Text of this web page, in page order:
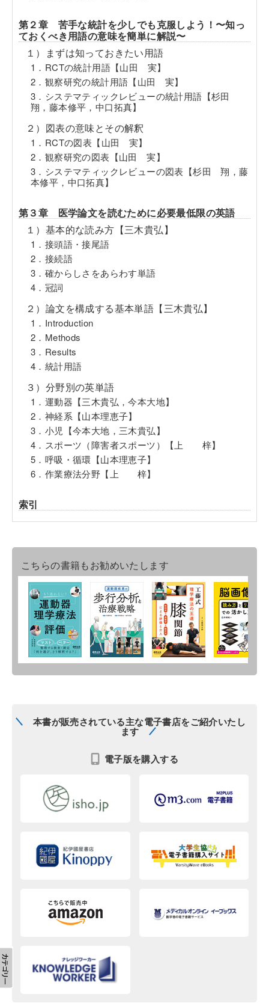
第２章 苦手な統計を少しでも克服しよう！〜知っ
ておくべき用語の意味を簡単に解説〜
１）まずは知っておきたい用語
1．RCTの統計用語【山田 実】
2．観察研究の統計用語【山田 実】
3．システマティックレビューの統計用語【杉田
翔，藤本修平，中口拓真】
２）図表の意味とその解釈
1．RCTの図表【山田 実】
2．観察研究の図表【山田 実】
3．システマティックレビューの図表【杉田 翔，藤
本修平，中口拓真】
第３章 医学論文を読むために必要最低限の英語
１）基本的な読み方【三木貴弘】
1．接頭語・接尾語
2．接続語
3．確からしさをあらわす単語
4．冠詞
２）論文を構成する基本単語【三木貴弘】
1．Introduction
2．Methods
3．Results
4．統計用語
３）分野別の英単語
1．運動器【三木貴弘，今本大地】
2．神経系【山本理恵子】
3．小児【今本大地，三木貴弘】
4．スポーツ（障害者スポーツ）【上 梓】
5．呼吸・循環【山本理恵子】
6．作業療法分野【上 梓】
索引
こちらの書籍もお勧めいたします
本書が販売されている主な電子書店をご紹介いたし
ます
電子版を購入する